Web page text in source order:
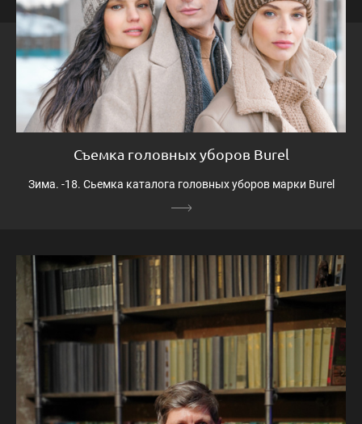
Съемка головных уборов Burel
Зима. -18. Сьемка каталога головных уборов марки Burel